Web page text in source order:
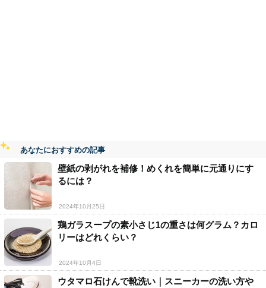
あなたにおすすめの記事
壁紙の剥がれを補修！めくれを簡単に元通りにす
るには？
2024年10月25日
鶏ガラスープの素小さじ1の重さは何グラム？カロ
リーはどれくらい？
2024年10月4日
ウタマロ石けんで靴洗い｜スニーカーの洗い方や